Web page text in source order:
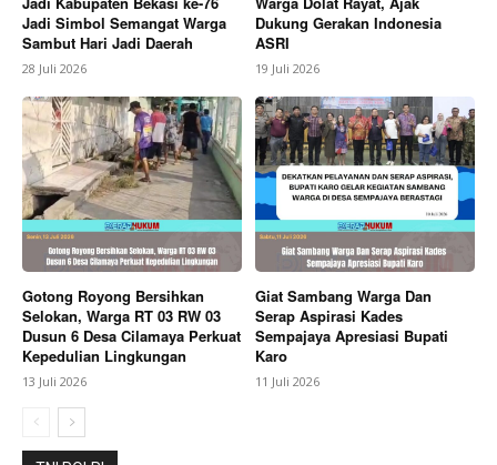
Aji
Jadi Simbol Semangat Warga
Sambut Hari Jadi Daerah
28 Juli 2026
Dukung Gerakan Indonesia
ASRI
19 Juli 2026
Gotong Royong Bersihkan
Selokan, Warga RT 03 RW 03
Dusun 6 Desa Cilamaya Perkuat
Kepedulian Lingkungan
13 Juli 2026
Giat Sambang Warga Dan
Serap Aspirasi Kades
Sempajaya Apresiasi Bupati
Karo
11 Juli 2026